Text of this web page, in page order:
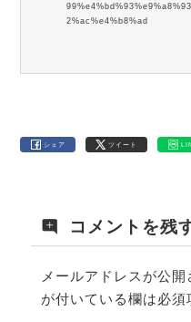
2%ac%e4%b8%ad
シェア ツイート
コメントを残
メールアドレスが公開
が付いている欄は必須